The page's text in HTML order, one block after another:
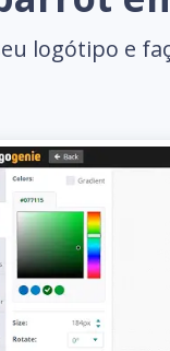
logótipo e